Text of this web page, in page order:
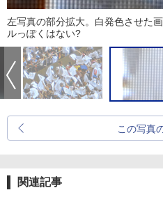
左写真の部分拡大。白発色させた
ルっぽくはない?
この写真
関連記事